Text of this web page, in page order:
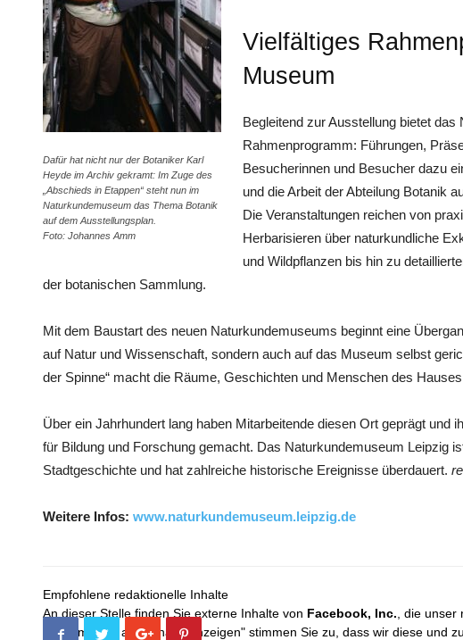
Dafür hat nicht nur der Botaniker Karl
Heyde im Archiv gekramt: Im Zuge des
„Abschieds in Etappen“ steht nun im
Naturkundemuseum das Thema Botanik
auf dem Ausstellungsplan.
Foto: Johannes Amm
Vielfältiges
Museum
Begleitend zur Ausstellung bietet
Rahmenprogramm: Führungen,
Besucherinnen und Besucher dazu
und die Arbeit der Abteilung Botanik
Die Veranstaltungen reichen von
Herbarisieren über naturkundliche
und Wildpflanzen bis hin zu
der botanischen Sammlung.
Mit dem Baustart des neuen Naturkundemuseums beginnt eine
auf Natur und Wissenschaft, sondern auch auf das Museum selbst
der Spinne“ macht die Räume, Geschichten und Menschen des
Über ein Jahrhundert lang haben Mitarbeitende diesen Ort geprägt und
für Bildung und Forschung gemacht. Das Naturkundemuseum Leipzig
Stadtgeschichte und hat zahlreiche historische Ereignisse überdauert.
Weitere Infos: www.naturkundemuseum.leipzig.de
Empfohlene redaktionelle Inhalte
An dieser Stelle finden Sie externe Inhalte von Facebook, Inc. , die
Mit dem Klick auf "Inhalte anzeigen" stimmen Sie zu, dass wir diese und